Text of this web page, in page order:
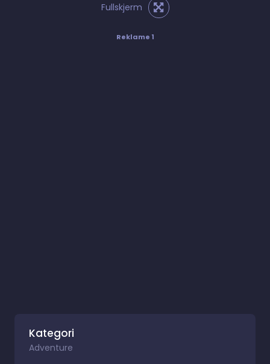
Fullskjerm
Reklame 1
Kategori
Adventure